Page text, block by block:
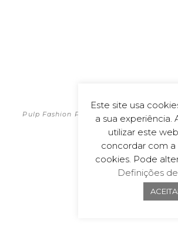
2026
Pulp Fashion Productions | All material
copyrighted
Powered bywecoDEK,
Este site usa
a sua experiência.
utilizar este
concordar com a
cookies. Pode
Definições